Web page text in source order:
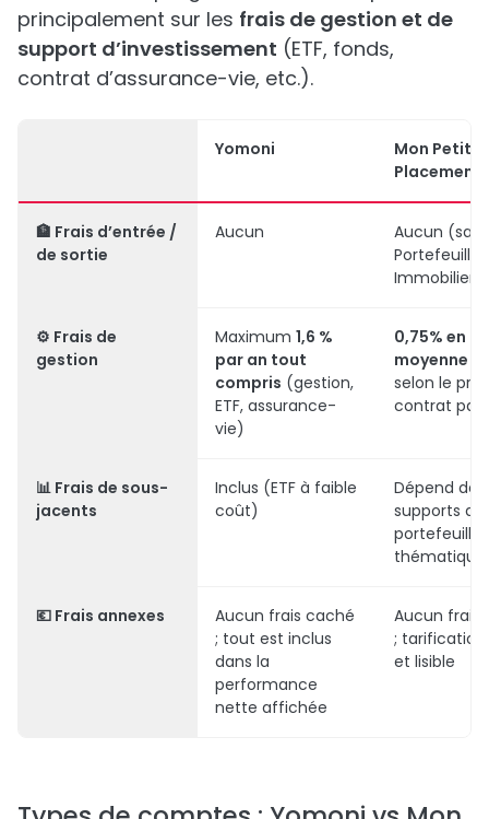
principalement sur les frais de gestion et de
support d’investissement (ETF, fonds,
contrat d’assurance-vie, etc.).
Yomoni
Mon Petit
Placement
🏦 Frais d’entrée /
de sortie
Aucun
Aucun
Portefeuille
Immobilier)
⚙️ Frais de
gestion
Maximum 1,6 %
par an tout
compris (gestion,
ETF, assurance-
vie)
0,75% en
moyenne
selon le
contrat
📊 Frais de sous-
jacents
Inclus (ETF à faible
coût)
Dépend des
supports
portefeuilles
💶 Frais annexes
Aucun frais caché
; tout est inclus
dans la
performance
nette affichée
Aucun frais
; tarification
et lisible